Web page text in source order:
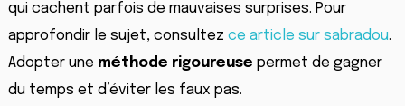
qui cachent parfois de mauvaises surprises. Pour
approfondir le sujet, consultez ce article sur sabradou.
Adopter une méthode rigoureuse permet de gagner
du temps et d’éviter les faux pas.